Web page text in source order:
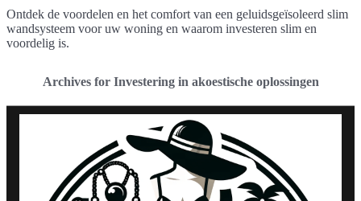
Ontdek de voordelen en het comfort van een geluidsgeïsoleerd slim
wandsysteem voor uw woning en waarom investeren slim en
voordelig is.
Archives for Investering in akoestische oplossingen